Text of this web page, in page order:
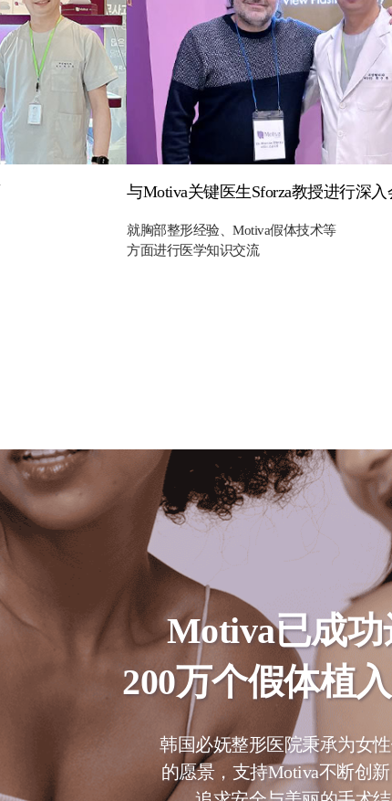
与Motiva关键医生Sforza教授进行深入
就胸部整形经验、Motiva假体技术等
方面进行医学知识交流
Motiva已成功
200万个假体植入
韩国必妩整形医院秉承为女
的愿景，支持Motiva不断创